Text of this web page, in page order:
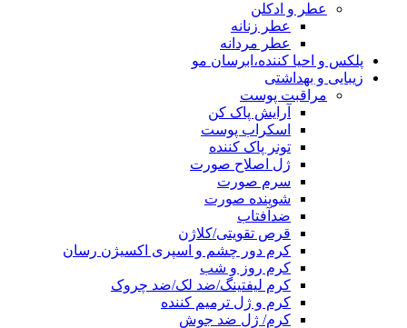
عطر و ادکلن
عطر زنانه
عطر مردانه
پلکس و احیا کننده،ابرسان مو
زیبایی و بهداشتی
مراقبت پوست
آرایش پاک کن
اسکراب پوست
تونر پاک کننده
ژل اصلاح صورت
سرم صورت
شوینده صورت
ضدآفتاب
قرص تقویتی/کلاژن
کرم دور چشم و اسپری اکسیژن رسان
کرم روز و شب
کرم لیفتینگ/ضد لک/ضد چروک
کرم و ژل ترمیم کننده
کرم/ ژل ضد جوش